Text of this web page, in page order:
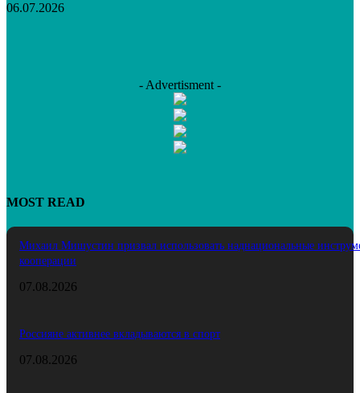
06.07.2026
- Advertisment -
MOST READ
Михаил Мишустин призвал использовать наднациональные
кооперации
07.08.2026
Россияне активнее вкладываются в спорт
07.08.2026